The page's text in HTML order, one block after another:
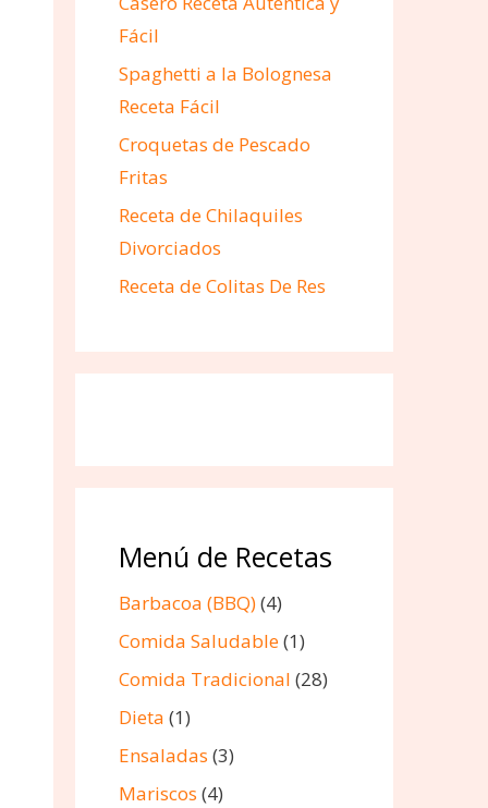
Fácil
Spaghetti a la Bolognesa
Receta Fácil
Croquetas de Pescado
Fritas
Receta de Chilaquiles
Divorciados
Receta de Colitas De Res
Menú de Recetas
Barbacoa (BBQ)(4)
Comida Saludable(1)
Comida Tradicional (28)
Dieta (1)
Ensaladas (3)
Mariscos (4)